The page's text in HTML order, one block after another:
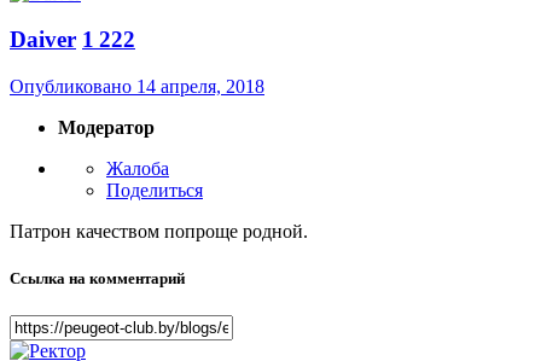
Daiver 1 222
Опубликовано 14 апреля, 2018
Модератор
Жалоба
Поделиться
Патрон качеством попроще родной.
Ссылка на комментарий